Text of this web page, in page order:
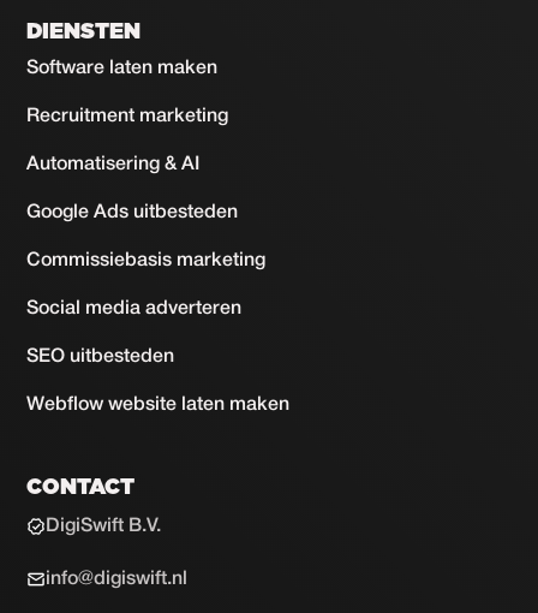
DIENSTEN
Software laten maken
Recruitment marketing
Automatisering & AI
Google Ads uitbesteden
Commissiebasis marketing
Social media adverteren
SEO uitbesteden
Webflow website laten maken
CONTACT
DigiSwift B.V.
info@digiswift.nl